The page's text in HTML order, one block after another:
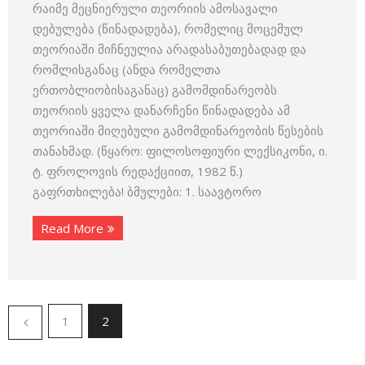
რაიმე მეცნიერული თეორიის ამოსავალი
დებულება (წინადადება), რომელიც მოცემულ
თეორიაში მიჩნეულია არადასაბუთებადად და
რომლისგანაც (ანდა რომელთა
ერთობლიობისაგანაც) გამომდინარეობს
თეორიის ყველა დანარჩენი წინადადება ამ
თეორიაში მიღებული გამომდინარეობის წესების
თანახმად. (წყარო: ფილოსოფიური ლექსიკონი, ი.
ტ. ფროლოვის რედაქციით, 1982 წ.)
გაფრთხილება! ბმულები: 1. საავტორო
Read More
1 2